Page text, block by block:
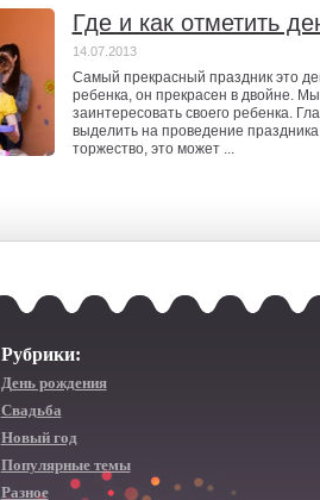
Где и как отметить
14.07.2013
Самый прекрасный праздник это
ребенка, он прекрасен в двойне.
заинтересовать своего ребенка.
выделить на проведение
торжество, это может ...
Рубрики:
День рождения
Свадьба
Новый год
Популярные темы
Разное